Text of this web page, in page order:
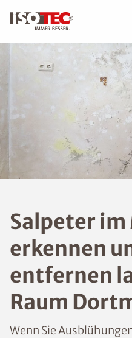
Salpeter
erkennen
entfernen
Raum
Wenn Sie